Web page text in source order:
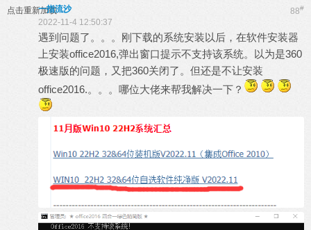
点击重新加载 88#
一指流沙
2022-11-4 12:50:37
遇到问题了。。。刚下载的系统安装以后，在软件安装器
上安装office2016,弹出窗口提示不支持该系统。以为是360
极速版的问题，又把360关闭了。但还是不让安装
office2016.。。。哪位大佬来帮我解决一下？